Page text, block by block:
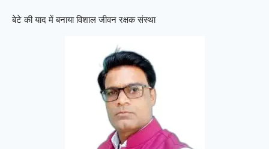
बेटे की याद में बनाया विशाल जीवन रक्षक संस्था